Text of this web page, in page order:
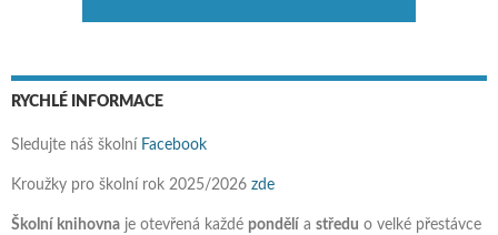
RYCHLÉ INFORMACE
Sledujte náš školní Facebook
Kroužky pro školní rok 2025/2026 zde
Školní knihovna je otevřená každé pondělí a středu o velké přestávce